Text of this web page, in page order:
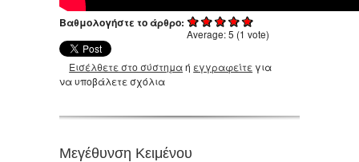
Βαθμολογήστε το άρθρο:
Average:5 (1 vote)
Εισέλθετε στο σύστημαή εγγραφείτε για
να υποβάλετε σχόλια
Μεγέθυνση Κειμένου